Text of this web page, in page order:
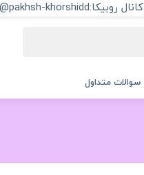
کانال روبیکا:pakhsh-khorshidd@
سوالات متداول